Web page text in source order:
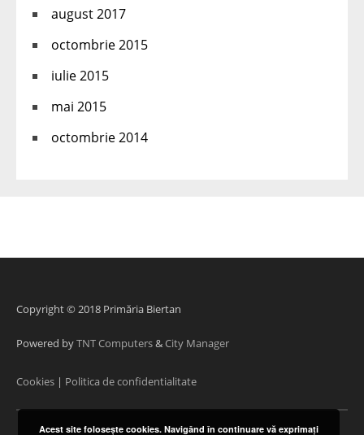
august 2017
octombrie 2015
iulie 2015
mai 2015
octombrie 2014
Copyright © 2018 Primăria Biertan
Powered byTNT Computers&City Manager
Cookies | Politica de confidentialitate
Acest site foloseşte cookies. Navigând în continuare vă exprimaţi